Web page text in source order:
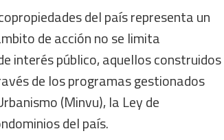
del país representa un
de acción no se limita
interés público, aquellos construidos
de los programas gestionados
(Minvu), la Ley de
del país.